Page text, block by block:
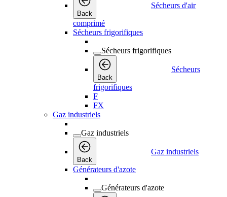
Back
Sécheurs d'air
comprimé
Sécheurs frigorifiques
Sécheurs frigorifiques
Back
Sécheurs
frigorifiques
F
FX
Gaz industriels
Gaz industriels
Back
Gaz industriels
Générateurs d'azote
Générateurs d'azote